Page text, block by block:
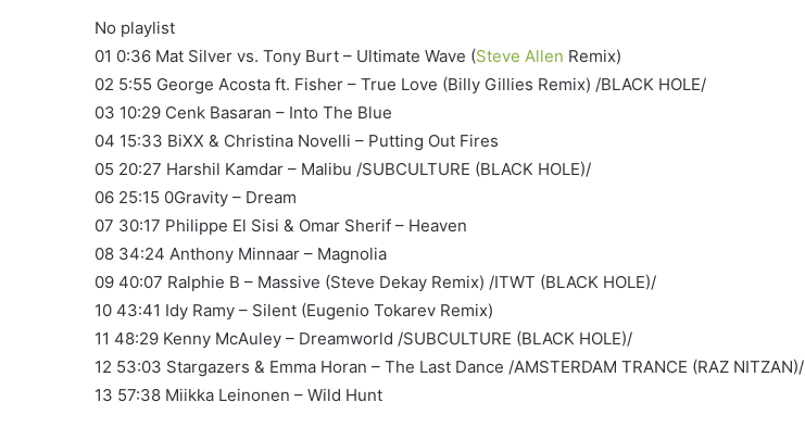
No playlist
01 0:36 Mat Silver vs. Tony Burt – Ultimate Wave (Steve Allen Remix)
02 5:55 George Acosta ft. Fisher – True Love (Billy Gillies Remix) /BLACK HOLE/
03 10:29 Cenk Basaran – Into The Blue
04 15:33 BiXX & Christina Novelli – Putting Out Fires
05 20:27 Harshil Kamdar – Malibu /SUBCULTURE (BLACK HOLE)/
06 25:15 0Gravity – Dream
07 30:17 Philippe El Sisi & Omar Sherif – Heaven
08 34:24 Anthony Minnaar – Magnolia
09 40:07 Ralphie B – Massive (Steve Dekay Remix) /ITWT (BLACK HOLE)/
10 43:41 Idy Ramy – Silent (Eugenio Tokarev Remix)
11 48:29 Kenny McAuley – Dreamworld /SUBCULTURE (BLACK HOLE)/
12 53:03 Stargazers & Emma Horan – The Last Dance /AMSTERDAM TRANCE (RAZ NITZAN)/
13 57:38 Miikka Leinonen – Wild Hunt